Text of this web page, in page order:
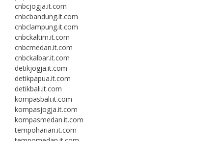
cnbcjogja.it.com
cnbcbandung.it.com
cnbclampung.it.com
cnbckaltim.it.com
cnbcmedan.it.com
cnbckalbar.it.com
detikjogja.it.com
detikpapua.it.com
detikbali.it.com
kompasbali.it.com
kompasjogja.it.com
kompasmedan.it.com
tempoharian.it.com